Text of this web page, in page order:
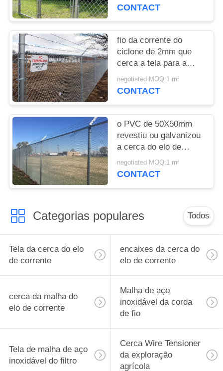
CONTACT
fio da corrente do
ciclone de 2mm que
cerca a tela para a
prova de Diamond
Steel Fence Panel
negotiated MOQ:1 m²
CONTACT
o PVC de 50X50mm
revestiu ou galvanizou
a cerca do elo de
corrente do campo de
tênis
negotiated MOQ:1 m²
CONTACT
Categorias populares Todos
Tela da cerca do elo
de corrente
encaixes da cerca do
elo de corrente
cerca da malha do
elo de corrente
Malha de aço
inoxidável da corda
de fio
Tela de malha de aço
inoxidável do filtro
Cerca Wire Tensioner
da exploração
agrícola